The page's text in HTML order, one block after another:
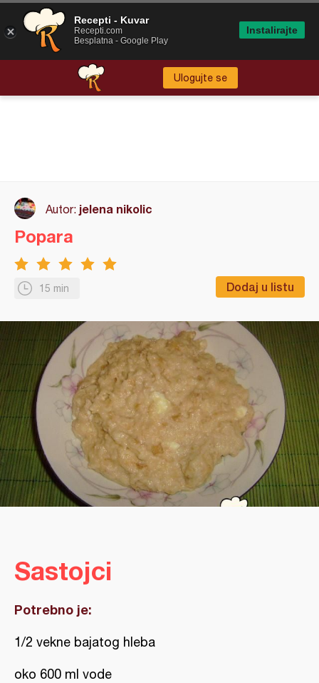
Ulogujte se
Autor: jelena nikolic
15 min Dodaj u listu
Popara
Sastojci
Potrebno je:
1/2 vekne bajatog hleba
oko 600 ml vode
Recepti - Kuvar
Recepti.com
Besplatna - Google Play
Instalirajte